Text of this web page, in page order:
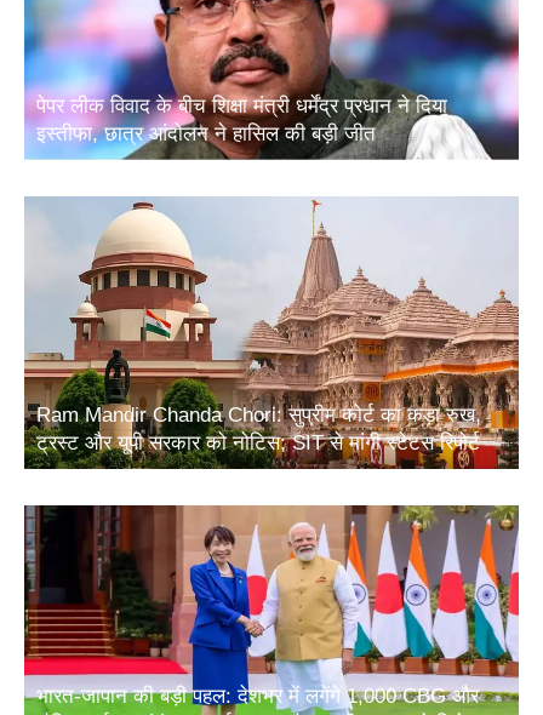
पेपर लीक विवाद के बीच शिक्षा मंत्री धर्मेंद्र प्रधान ने दिया
इस्तीफा, छात्र आंदोलन ने हासिल की बड़ी जीत
Ram Mandir Chanda Chori: सुप्रीम कोर्ट का कड़ा रुख,
ट्रस्ट और यूपी सरकार को नोटिस; SIT से मांगी स्टेटस रिपोर्ट
भारत-जापान की बड़ी पहल: देशभर में लगेंगे 1,000 CBG और
जैविक उर्वरक संयंत्र, ऊर्जा सुरक्षा और ग्रामीण आय को मिलेगा